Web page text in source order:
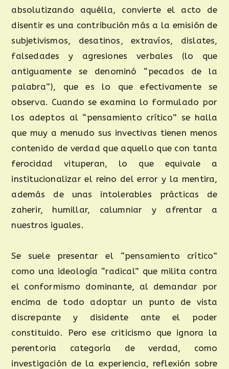
absolutizando aquélla, convierte el acto de
disentir es una contribución más a la emisión de
subjetivismos, desatinos, extravíos, dislates,
falsedades y agresiones verbales (lo que
antiguamente se denominó “pecados de la
palabra”), que es lo que efectivamente se
observa. Cuando se examina lo formulado por
los adeptos al “pensamiento crítico” se halla
que muy a menudo sus invectivas tienen menos
contenido de verdad que aquello que con tanta
ferocidad vituperan, lo que equivale a
institucionalizar el reino del error y la mentira,
además de unas intolerables prácticas de
zaherir, humillar, calumniar y afrentar a
nuestros iguales.
Se suele presentar el “pensamiento crítico”
como una ideología “radical” que milita contra
el conformismo dominante, al demandar por
encima de todo adoptar un punto de vista
discrepante y disidente ante el poder
constituido. Pero ese criticismo que ignora la
perentoria categoría de verdad, como
investigación de la experiencia, reflexión sobre